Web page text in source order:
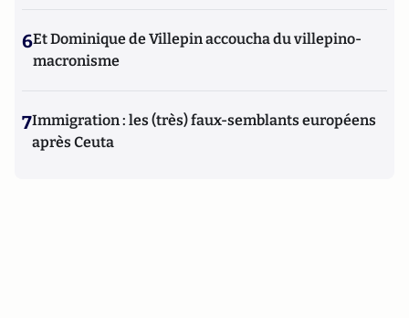
6Et Dominique de Villepin accoucha du villepino-
macronisme
7Immigration : les (très) faux-semblants européens
après Ceuta